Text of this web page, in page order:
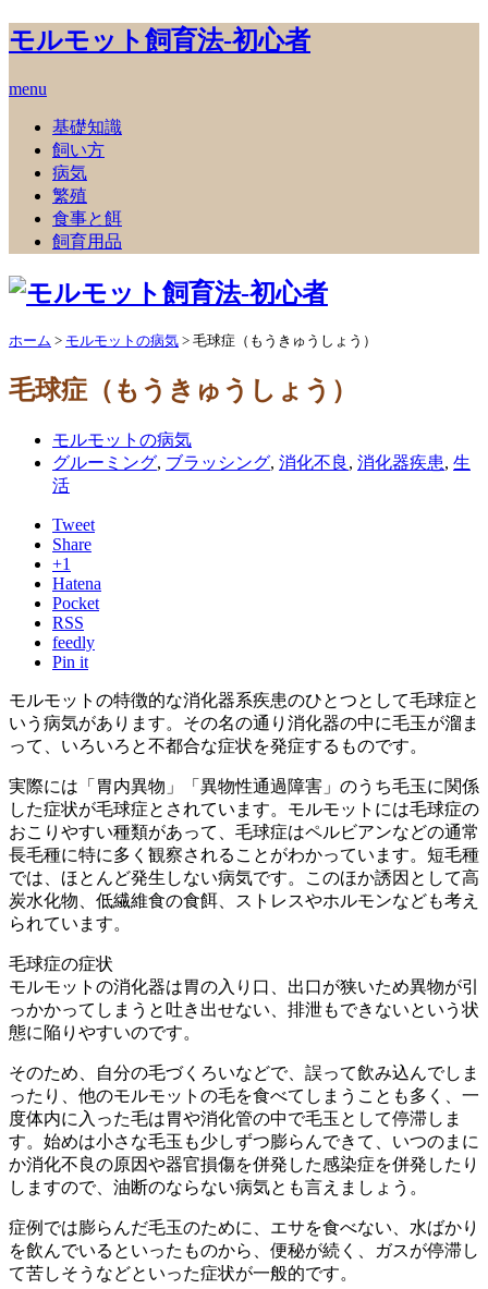
モルモット飼育法‐初心者
menu
基礎知識
飼い方
病気
繁殖
食事と餌
飼育用品
ホーム > モルモットの病気 > 毛球症（もうきゅうしょう）
毛球症（もうきゅうしょう）
モルモットの病気
グルーミング, ブラッシング, 消化不良 , 消化器疾患, 生
活
Tweet
Share
+1
Hatena
Pocket
RSS
feedly
Pin it
モルモットの特徴的な消化器系疾患のひとつとして毛球症と
いう病気があります。その名の通り 消化器の中に毛玉が溜ま
って、いろいろと不都合な症状を発症するものです。
実際には「胃内異物」「異物性通過障害」のうち毛玉に関係
した症状が毛球症とされています。モルモットには毛球症の
おこりやすい種類があって、毛球症はペルビアンなどの通常
長毛種に特に多く観察される ことがわかっています。短毛種
では、ほとんど発生しない病気です。このほか誘因として高
炭水化物、低繊維食の食餌、ストレスやホルモンなども考え
られています。
毛球症の症状
モルモットの消化器は胃の入り口、出口が狭いため異物が引
っかかってしまうと吐き出せない、排泄もできないという状
態に陥りやすいのです。
そのため、自分の毛づくろいなどで、誤って飲み込んでしま
ったり、他のモルモットの毛を食べてしまうことも多く、一
度体内に入った毛は胃や消化管の中で毛玉として停滞しま
す。始めは小さな毛玉も少しずつ膨らんできて、いつのまに
か消化不良の原因や器官損傷を併発した感染症を併発したり
しますので、油断のならない病気とも言えましょう。
症例では膨らんだ毛玉のために、エサを食べない、 水ばかり
を飲んでいるといったものから、便秘が続く、ガスが停滞し
て苦しそうなどといった症状が一般的です。